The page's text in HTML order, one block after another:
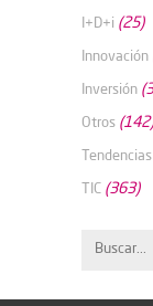
I+D+i (25)
Innovación
Inversión
Otros (142)
Tendencias
TIC (363)